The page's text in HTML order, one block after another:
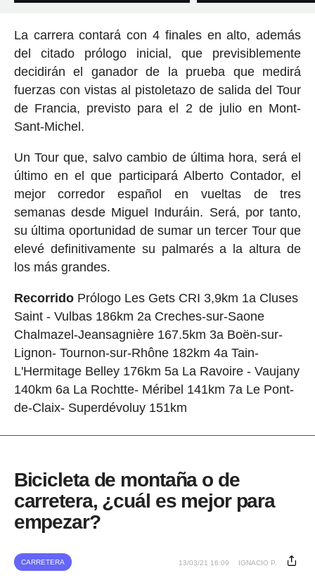
La carrera contará con 4 finales en alto, además
del citado prólogo inicial, que previsiblemente
decidirán el ganador de la prueba que medirá
fuerzas con vistas al pistoletazo de salida del Tour
de Francia, previsto para el 2 de julio en Mont-
Sant-Michel.
Un Tour que, salvo cambio de última hora, será el
último en el que participará Alberto Contador, el
mejor corredor español en vueltas de tres
semanas desde Miguel Induráin. Será, por tanto,
su última oportunidad de sumar un tercer Tour que
elevé definitivamente su palmarés a la altura de
los más grandes.
RecorridoPrólogo Les Gets CRI 3,9km 1a Cluses
Saint - Vulbas 186km 2a Creches-sur-Saone
Chalmazel-Jeansagnière 167.5km 3a Boën-sur-
Lignon- Tournon-sur-Rhône 182km 4a Tain-
L'Hermitage Belley 176km 5a La Ravoire - Vaujany
140km 6a La Rochtte- Méribel 141km 7a Le Pont-
de-Claix- Superdévoluy 151km
Bicicleta de montaña o de
carretera, ¿cuál es mejor para
empezar?
CARRETERA 13/03/21 16:09 IGNACIO P.